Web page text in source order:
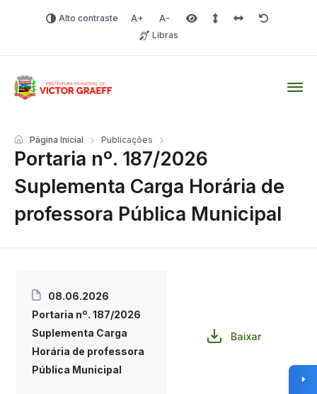
Alto contraste Aumentar fonte
Diminuir fonteÁrea selecionada
Espaçamento de linha
Espaço dos
Redefinir
Libras
Portaria nº. 187/2026
Suplementa Carga Horária de
professora Pública Municipal
Página Inicial Publicações
08.06.2026
Portaria nº. 187/2026
Suplementa Carga
Horária de professora
Pública Municipal
Baixar